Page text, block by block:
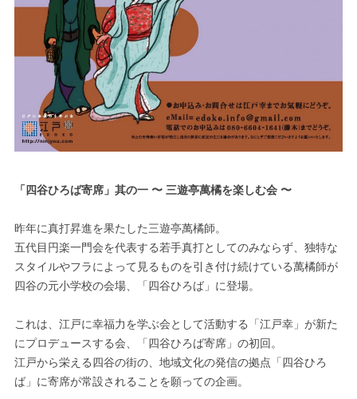
「四谷ひろば寄席」其の一 〜 三遊亭萬橘を楽しむ会 〜
昨年に真打昇進を果たした三遊亭萬橘師。
五代目円楽一門会を代表する若手真打としてのみならず、独特な
スタイルやフラによって見るものを引き付け続けている萬橘師が
四谷の元小学校の会場、「四谷ひろば」に登場。
これは、江戸に幸福力を学ぶ会として活動する「江戸幸」が新た
にプロデュースする会、「四谷ひろば寄席」の初回。
江戸から栄える四谷の街の、地域文化の発信の拠点「四谷ひろ
ば」に寄席が常設されることを願っての企画。